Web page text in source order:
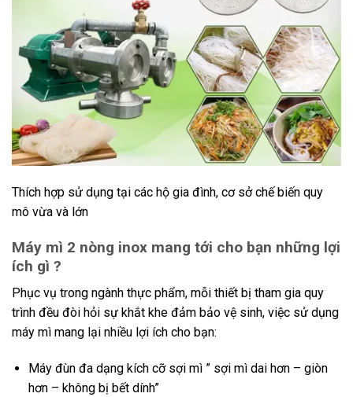
Thích hợp sử dụng tại các hộ gia đình, cơ sở chế biến quy
mô vừa và lớn
Máy mì 2 nòng inox mang tới cho bạn những lợi
ích gì ?
Phục vụ trong ngành thực phẩm, mỗi thiết bị tham gia quy
trình đều đòi hỏi sự khắt khe đảm bảo vệ sinh, việc sử dụng
máy mì mang lại nhiều lợi ích cho bạn:
Máy đùn đa dạng kích cỡ sợi mì ” sợi mì dai hơn – giòn
hơn – không bị bết dính”